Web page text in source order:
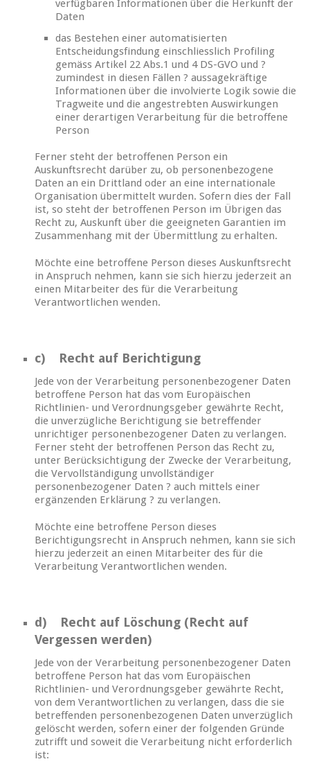
verfügbaren Informationen über die Herkunft der
Daten
das Bestehen einer automatisierten
Entscheidungsfindung einschliesslich Profiling
gemäss Artikel 22 Abs.1 und 4 DS-GVO und ?
zumindest in diesen Fällen ? aussagekräftige
Informationen über die involvierte Logik sowie die
Tragweite und die angestrebten Auswirkungen
einer derartigen Verarbeitung für die betroffene
Person
Ferner steht der betroffenen Person ein
Auskunftsrecht darüber zu, ob personenbezogene
Daten an ein Drittland oder an eine internationale
Organisation übermittelt wurden. Sofern dies der Fall
ist, so steht der betroffenen Person im Übrigen das
Recht zu, Auskunft über die geeigneten Garantien im
Zusammenhang mit der Übermittlung zu erhalten.
Möchte eine betroffene Person dieses Auskunftsrecht
in Anspruch nehmen, kann sie sich hierzu jederzeit an
einen Mitarbeiter des für die Verarbeitung
Verantwortlichen wenden.
c) Recht auf Berichtigung
Jede von der Verarbeitung personenbezogener Daten
betroffene Person hat das vom Europäischen
Richtlinien- und Verordnungsgeber gewährte Recht,
die unverzügliche Berichtigung sie betreffender
unrichtiger personenbezogener Daten zu verlangen.
Ferner steht der betroffenen Person das Recht zu,
unter Berücksichtigung der Zwecke der Verarbeitung,
die Vervollständigung unvollständiger
personenbezogener Daten ? auch mittels einer
ergänzenden Erklärung ? zu verlangen.
Möchte eine betroffene Person dieses
Berichtigungsrecht in Anspruch nehmen, kann sie sich
hierzu jederzeit an einen Mitarbeiter des für die
Verarbeitung Verantwortlichen wenden.
d) Recht auf Löschung (Recht auf
Vergessen werden)
Jede von der Verarbeitung personenbezogener Daten
betroffene Person hat das vom Europäischen
Richtlinien- und Verordnungsgeber gewährte Recht,
von dem Verantwortlichen zu verlangen, dass die sie
betreffenden personenbezogenen Daten unverzüglich
gelöscht werden, sofern einer der folgenden Gründe
zutrifft und soweit die Verarbeitung nicht erforderlich
ist: